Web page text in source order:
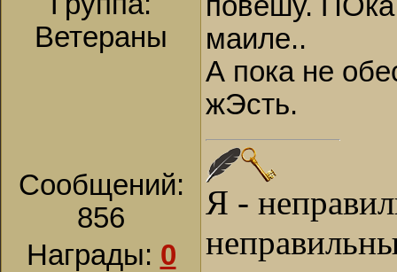
Ветераны
Сообщений:
856
Награды: 0
маиле..
А пока не
жЭсть.
Я -